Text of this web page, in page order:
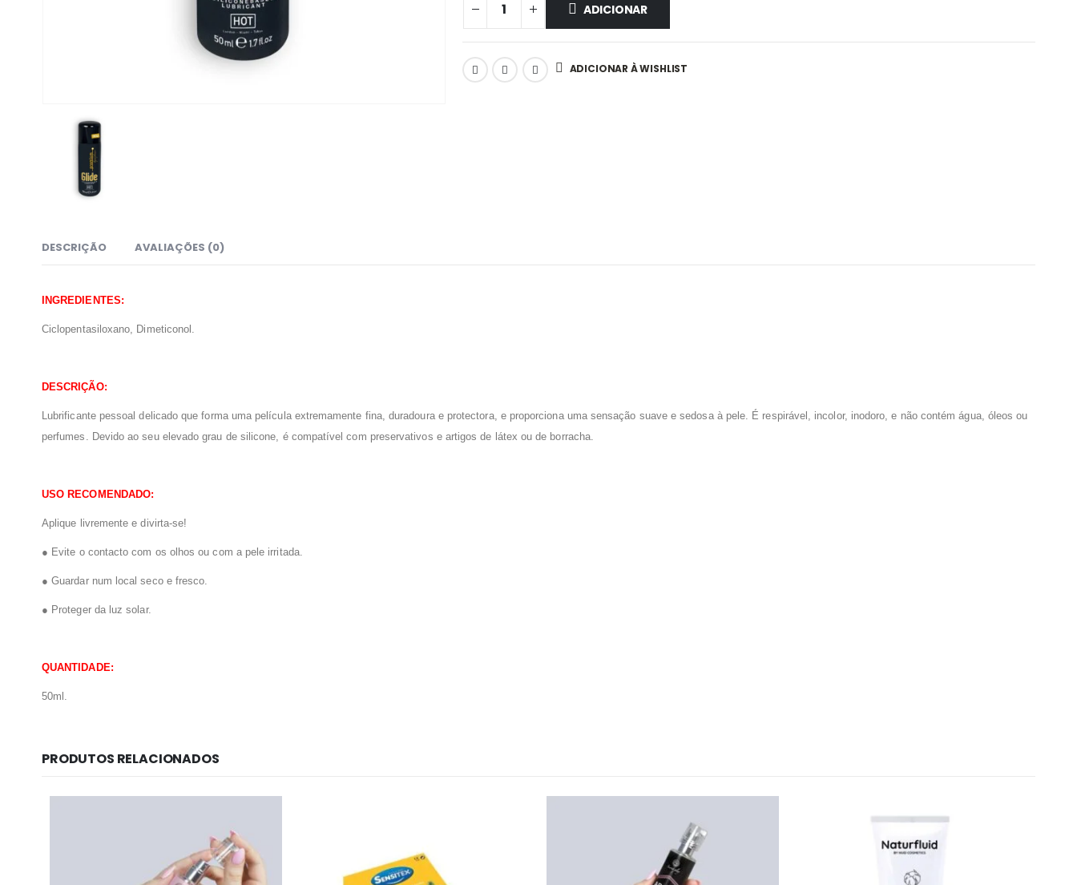
ADICIONAR
ADICIONAR À WISHLIST
DESCRIÇÃO AVALIAÇÕES (0)
INGREDIENTES:
Ciclopentasiloxano, Dimeticonol.
DESCRIÇÃO:
Lubrificante pessoal delicado que forma uma película extremamente fina, duradoura e protectora, e proporciona uma sensação suave e sedosa à pele. É respirável, incolor, inodoro, e não contém água, óleos ou
perfumes. Devido ao seu elevado grau de silicone, é compatível com preservativos e artigos de látex ou de borracha.
USO RECOMENDADO:
Aplique livremente e divirta-se!
● Evite o contacto com os olhos ou com a pele irritada.
● Guardar num local seco e fresco.
● Proteger da luz solar.
QUANTIDADE:
50ml.
PRODUTOS RELACIONADOS